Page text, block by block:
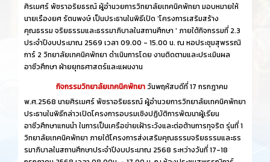
ศิรเมศร์ พัชราอริยธรณ์ ผู้อำนวยการวิทยาลัยเทคนิคพัทยา มอบหมายให้
นายเรืองยศ รัตนพงษ์ เป็นประธานในพิธีเปิด 'โครงการเสริมสร้าง
คุณธรรม จริยธรรมและธรรมาภิบาลในสถานศึกษา ' ภายใต้กิจกรรมที่ 2.3
ประจำปีงบประมาณ 2569 เวลา 09.00 - 15.00 น. ณ หอประชุมสุพรรณิ
การ์ 2 วิทยาลัยเทคนิคพัทยา ดำเนินการโดย งานติดตามและประเมินผล
อาชีวศึกษา ฝ่ายยุทธศาสตร์และแผนงาน
กิจกรรมวิทยาลัยเทคนิคพัทยาวันพฤหัสบดีที่ 17 กรกฎาคม
พ.ศ.2568 นายศิรเมศร์ พัชราอริยธรณ์ ผู้อำนวยการวิทยาลัยเทคนิคพัทยา
ประธานในพิธีกล่าวเปิดโครงการอบรมเชิงปฏิบัติการพัฒนาผู้เรียน
อาชีวศึกษาแกนนำ ในการเป็นเครือข่ายเฝ้าระวังและต่อต้านการทุจริต รุ่นที่ 1
วิทยาลัยเทคนิคพัทยา ภายใต้โครงการส่งเสริมคุณธรรมจริยธรรมและธร
รมาภิบาลในสถานศึกษาประจำปีงบประมาณ 2568 ระหว่างวันที่ 17-18